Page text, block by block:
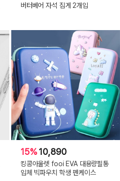
버터베어 자석 집게 2개입
15%10,890
킹콩아울렛 fooi EVA 대용량필통
입체 빅파우치 학생 펜케이스